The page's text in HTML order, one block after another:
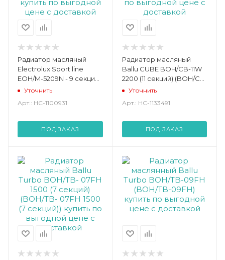
Радиатор масляный
Electrolux Sport line
EOH/M-5209N - 9 секций
(EOH/M-5209N)
Уточнить
Арт.: НС-1100931
ПОД ЗАКАЗ
Радиатор масляный
Ballu CUBE BOH/CB-11W
2200 (11 секций) (BOH/CB-
11W)Уточнить
Арт.: НС-1133491
ПОД ЗАКАЗ